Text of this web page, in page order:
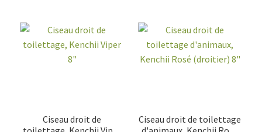
Ciseau droit de
Ciseau droit de toilettage